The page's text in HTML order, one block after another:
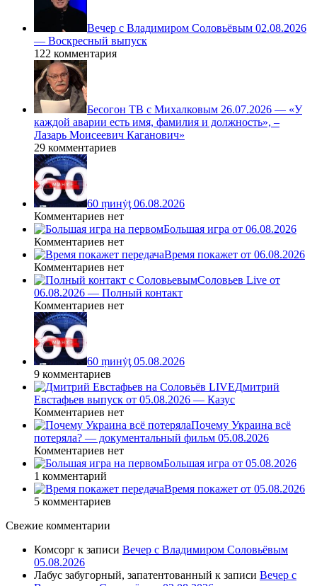
Вечер с Владимиром Соловьёвым 02.08.2026
— Воскресный выпуск
122 комментария
Бесогон ТВ с Михалковым 26.07.2026 — «У
каждой аварии есть имя, фамилия и должность», –
Лазарь Моисеевич Каганович»
29 комментариев
60 ṃинẏƫ 06.08.2026
Комментариев нет
Большая игра от 06.08.2026
Комментариев нет
Время покажет от 06.08.2026
Комментариев нет
Соловьев Live от
06.08.2026 — Полный контакт
Комментариев нет
60 ṃинẏƫ 05.08.2026
9 комментариев
Дмитрий
Евстафьев выпуск от 05.08.2026 — Казус
Комментариев нет
Почему Украина всё
потеряла? — документальный фильм 05.08.2026
Комментариев нет
Большая игра от 05.08.2026
1 комментарий
Время покажет от 05.08.2026
5 комментариев
Свежие комментарии
Комсорг к записи Вечер с Владимиром Соловьёвым
05.08.2026
Лабус забугорный, запатентованный к записи Вечер с